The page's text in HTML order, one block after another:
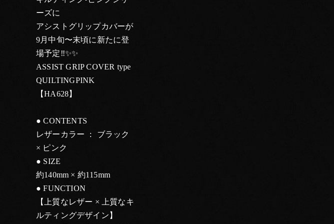
ーズに
アシストグリップカバーが
9月中旬〜末頃に新たに登
場予定‼️✨✨
ASSIST GRIP COVER type
QUILTINGPINK
【HA628】
● CONTENTS
レザーカラー ： ブラック
× ピンク
● SIZE
約140mm × 約115mm
● FUNCTION
【上質なレザー × 上質なキ
ルティングデザイン】